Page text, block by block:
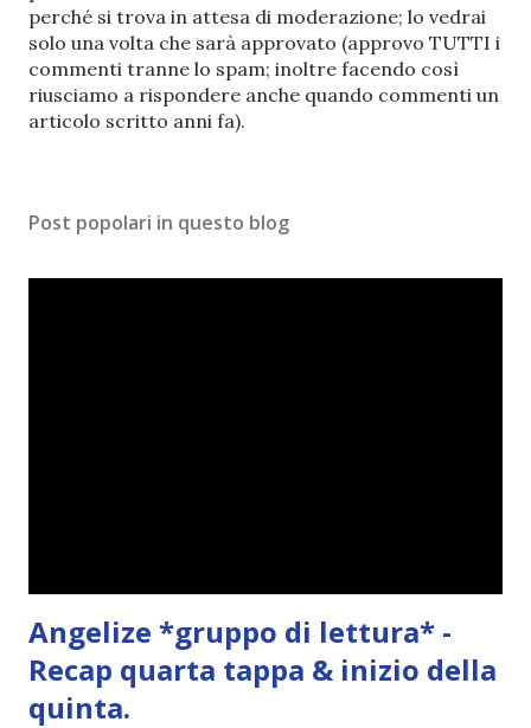
s
t
a
u
n
m
n
perché si trova in attesa di moderazione; lo vedrai
solo una volta che sarà approvato (approvo TUTTI i
commenti tranne lo spam; inoltre facendo così
riusciamo a rispondere anche quando commenti un
articolo scritto anni fa).
Post popolari in questo blog
Angelize *gruppo di lettura* -
Recap quarta tappa & inizio della
quinta.